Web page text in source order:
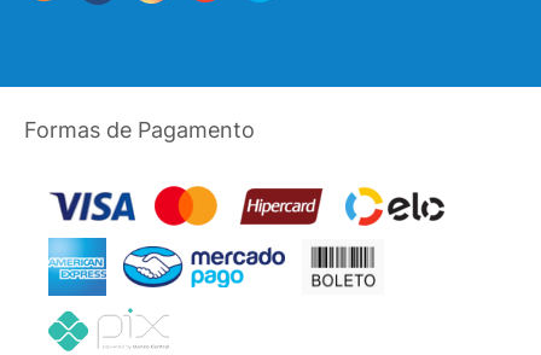
Formas de Pagamento